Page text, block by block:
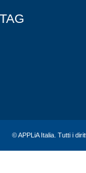
TAG
© APPLiA Italia. Tutti i